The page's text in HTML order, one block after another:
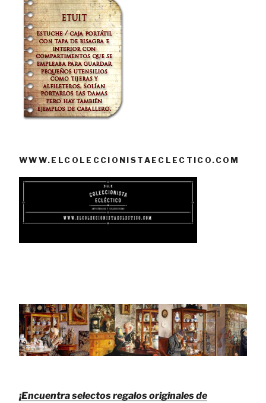
WWW.ELCOLECCIONISTAECLECTICO.COM
¡Encuentra selectos regalos originales de